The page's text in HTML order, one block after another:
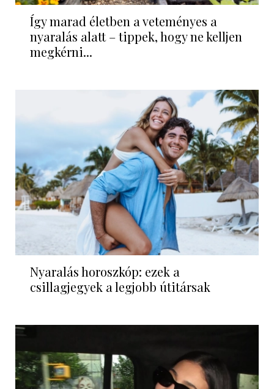
Így marad életben a veteményes a
nyaralás alatt – tippek, hogy ne kelljen
megkérni...
Nyaralás horoszkóp: ezek a
csillagjegyek a legjobb útitársak